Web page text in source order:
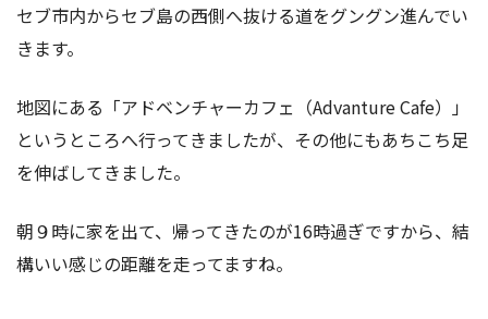
セブ市内からセブ島の西側へ抜ける道をグングン進んでい
きます。
地図にある「アドベンチャーカフェ（Advanture Cafe）」
というところへ行ってきましたが、その他にもあちこち足
を伸ばしてきました。
朝９時に家を出て、帰ってきたのが16時過ぎですから、結
構いい感じの距離を走ってますね。